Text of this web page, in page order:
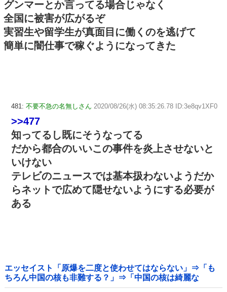
グンマーとか言ってる場合じゃなく
全国に被害が広がるぞ
実習生や留学生が真面目に働くのを逃げて
簡単に闇仕事で稼ぐようになってきた
481: 不要不急の名無しさん 2020/08/26(水) 08:35:26.78 ID:3e8qv1XF0
>>477
知ってるし既にそうなってる
だから都合のいいこの事件を炎上させないと
いけない
テレビのニュースでは基本扱わないようだか
らネットで広めて隠せないようにする必要が
ある
エッセイスト「原爆を二度と使わせてはならない」⇒「も
ちろん中国の核も非難する？」⇒「中国の核は綺麗な
核！」